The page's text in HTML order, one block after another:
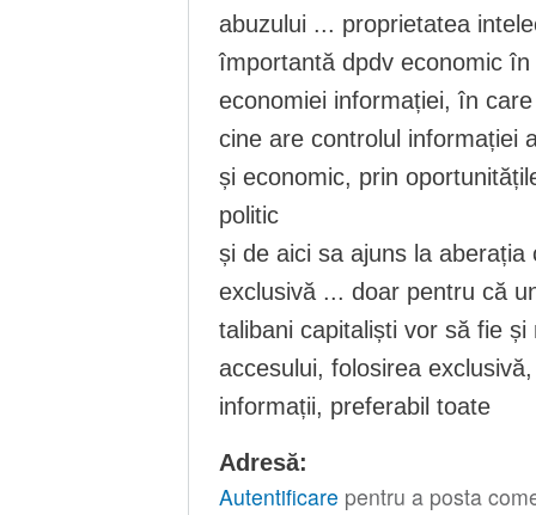
abuzului ... proprietatea
împortantă dpdv economic
economiei informației, în
cine are controlul informației
și economic, prin
politic
și de aici sa ajuns la
exclusivă ... doar pentru că
talibani capitaliști vor să fie
accesului, folosirea
informații, preferabil toate
Adresă:
Autentificare pentru a posta